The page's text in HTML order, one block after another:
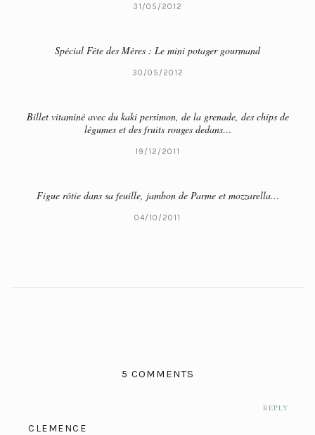
31/05/2012
Spécial Fête des Mères : Le mini potager gourmand
30/05/2012
Billet vitaminé avec du kaki persimon, de la grenade, des chips de
légumes et des fruits rouges dedans…
19/12/2011
Figue rôtie dans sa feuille, jambon de Parme et mozzarella…
04/10/2011
5 COMMENTS
REPLY
CLEMENCE